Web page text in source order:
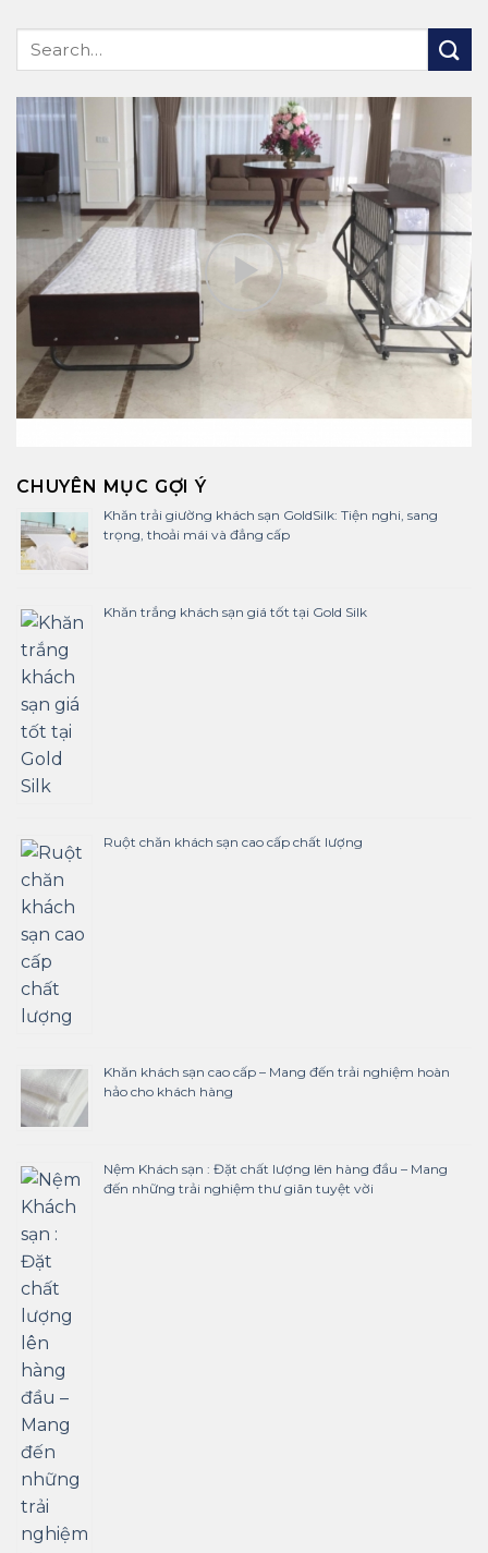
CHUYÊN MỤC GỢI Ý
Khăn trải giường khách sạn GoldSilk: Tiện nghi, sang
trọng, thoải mái và đẳng cấp
Khăn trắng khách sạn giá tốt tại Gold Silk
Ruột chăn khách sạn cao cấp chất lượng
Khăn khách sạn cao cấp – Mang đến trải nghiệm hoàn
hảo cho khách hàng
Nệm Khách sạn : Đặt chất lượng lên hàng đầu – Mang
đến những trải nghiệm thư giãn tuyệt vời